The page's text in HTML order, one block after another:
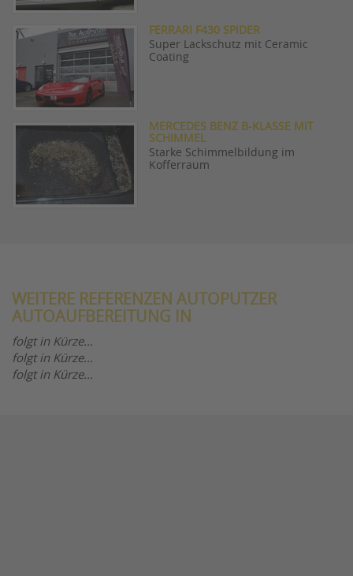
FERRARI F430 SPIDER
Super Lackschutz mit Ceramic
Coating
MERCEDES BENZ B-KLASSE MIT
SCHIMMEL
Starke Schimmelbildung im
Kofferraum
WEITERE REFERENZEN AUTOPUTZER
AUTOAUFBEREITUNG IN
folgt in Kürze...
folgt in Kürze...
folgt in Kürze...